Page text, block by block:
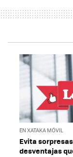
EN XATAKA MÓVIL
Evita
desventajas